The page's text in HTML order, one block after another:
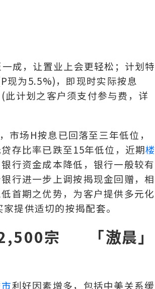
成，让置业上会更轻松；计划特
现为5.5%)，即现时实际按息
计划之客户须支付参与费，详
场H按息已回落至三年低位，
存比率已跌至15年低位，近期楼
行资金成本降低，银行一般较有
行进一步上调按揭现金回赠，相
首期之优势，为客户提供多元化
提供适切的按揭配套。
2,500宗 「滶晨」
利好因素增多，包括中美关系缓